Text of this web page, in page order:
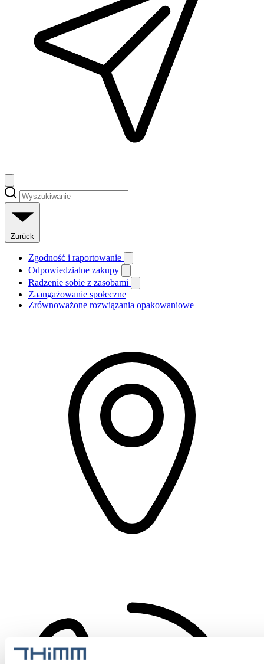
Zurück
Zgodność i raportowanie
Odpowiedzialne zakupy
Radzenie sobie z zasobami
Zaangażowanie społeczne
Zrównoważone rozwiązania opakowaniowe